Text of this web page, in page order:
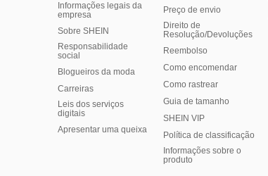
Informações legais da
empresa
Sobre SHEIN
Responsabilidade
social
Blogueiros da moda
Carreiras
Leis dos serviços
digitais
Apresentar uma queixa
Preço de envio
Direito de
Resolução/Devoluções
Reembolso
Como encomendar
Como rastrear
Guia de tamanho
SHEIN VIP
Política de classificação
​Informações sobre o
produto